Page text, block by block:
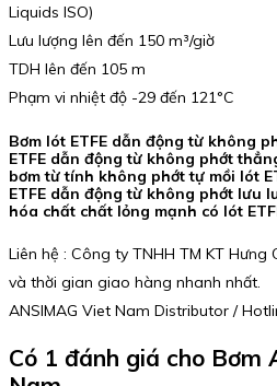
Liquids ISO)
Lưu lượng lên đến 150 m³/giờ
TDH lên đến 105 m
Phạm vi nhiệt độ -29 đến 121°C
Bơm lót ETFE dẫn động từ không
ETFE dẫn động từ không phớt
bơm từ tính không phớt tự mồi lót
ETFE dẫn động từ không phớt lưu
hóa chất chất lỏng mạnh có lót
Liên hệ : Công ty TNHH TM KT
và thời gian giao hàng nhanh nhất.
ANSIMAG Viet Nam Distributor /
Có 1 đánh giá cho Bơm